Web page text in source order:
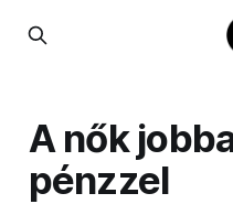
A nők
pénzzel